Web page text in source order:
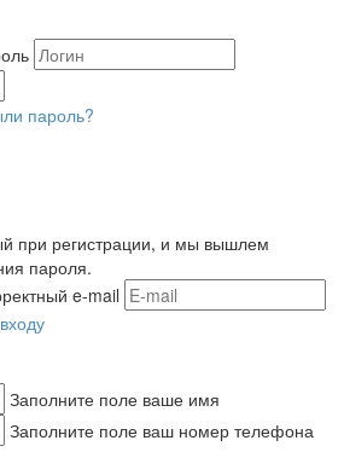
пароль?
при регистрации, и мы вышлем
пароля.
e-mail
Заполните поле ваше имя
Заполните поле ваш номер телефона